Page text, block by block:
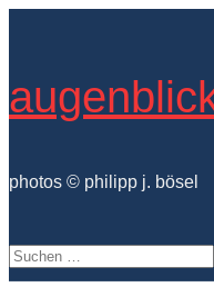
photos © philipp j. bösel
Suchen
nach: